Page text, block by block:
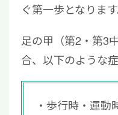
ぐ第一歩となります
足の甲（第2・第3
合、以下のような
歩行時・運動